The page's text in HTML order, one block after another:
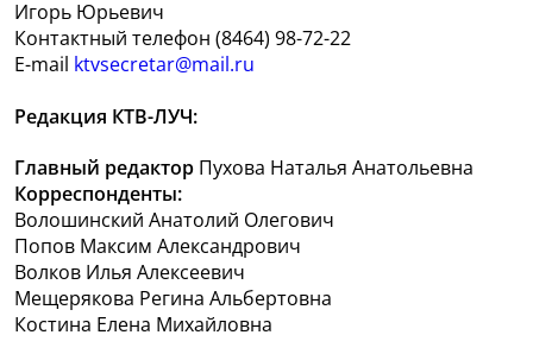
Игорь Юрьевич
Контактный телефон (8464) 98-72-22
E-mail ktvsecretar@mail.ru
Редакция КТВ-ЛУЧ:
Главный редактор Пухова Наталья Анатольевна
Корреспонденты:
Волошинский Анатолий Олегович
Попов Максим Александрович
Волков Илья Алексеевич
Мещерякова Регина Альбертовна
Костина Елена Михайловна